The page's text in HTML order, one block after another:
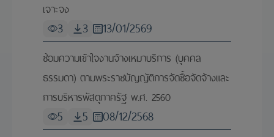
เจาะจง
3 3 13/01/2569
ซ้อมความเข้าใจงานจ้างเหมาบริการ (บุคคล
ธรรมดา) ตามพระราชบัญญัติการจัดซื้อจัดจ้างและ
การบริหารพัสดุภาครัฐ พ.ศ. 2560
5 5 08/12/2568